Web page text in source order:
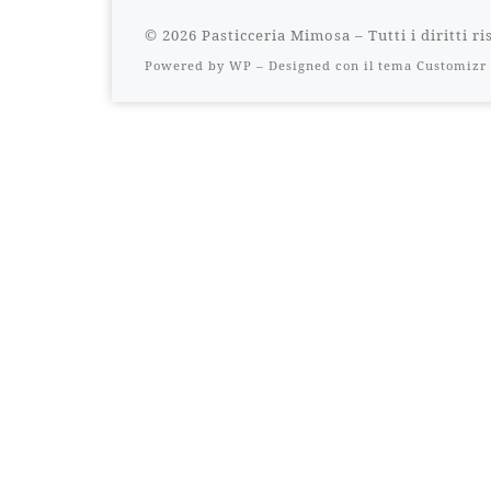
© 2026 Pasticceria Mimosa – Tutti i diritti
Powered by WP – Designed con il tema Customizr